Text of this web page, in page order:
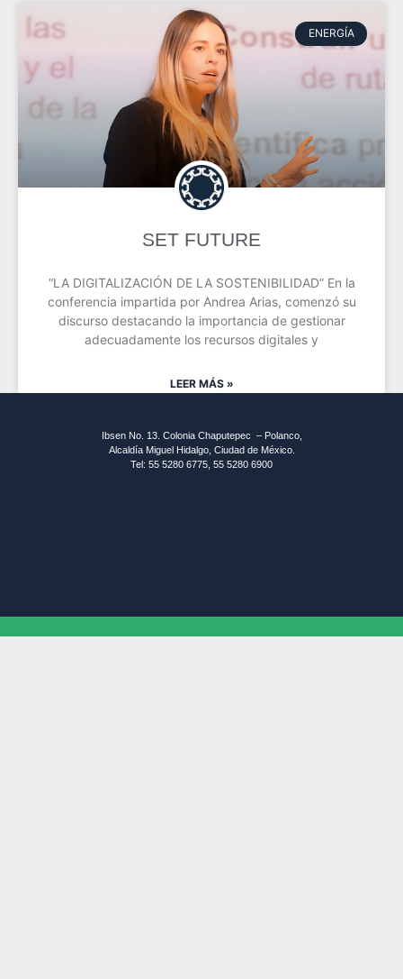
ENERGÍA
SET FUTURE
“LA DIGITALIZACIÓN DE LA SOSTENIBILIDAD” En la
conferencia impartida por Andrea Arias, comenzó su
discurso destacando la importancia de gestionar
adecuadamente los recursos digitales y
LEER MÁS »
Ibsen No. 13. Colonia Chaputepec – Polanco,
Alcaldía Miguel Hidalgo, Ciudad de México.
Tel: 55 5280 6775, 55 5280 6900